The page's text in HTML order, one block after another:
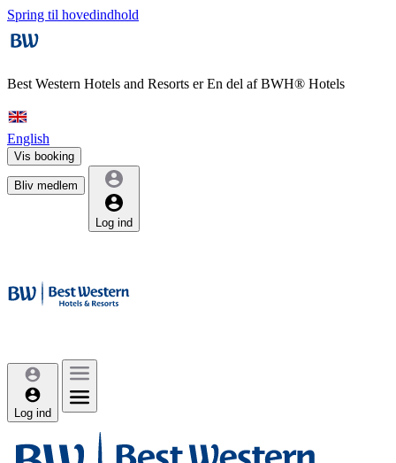
Spring til hovedindhold
Best Western Hotels and Resorts erEn del af BWH® Hotels
English
Vis booking
Bliv medlem
Log ind
Log ind